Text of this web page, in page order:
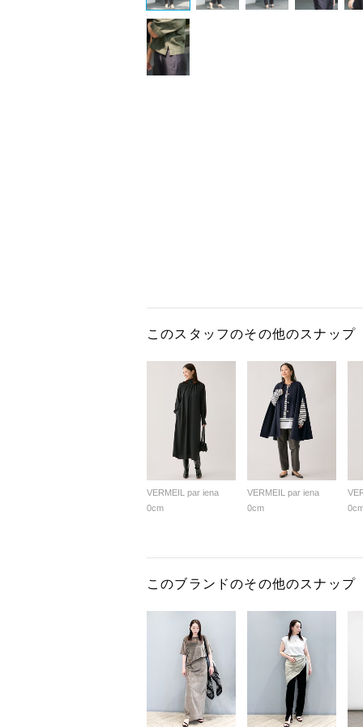
このスタッフのその他のスナップ
VERMEIL par iena
0cm
VERMEIL par iena
0cm
このブランドのその他のスナップ